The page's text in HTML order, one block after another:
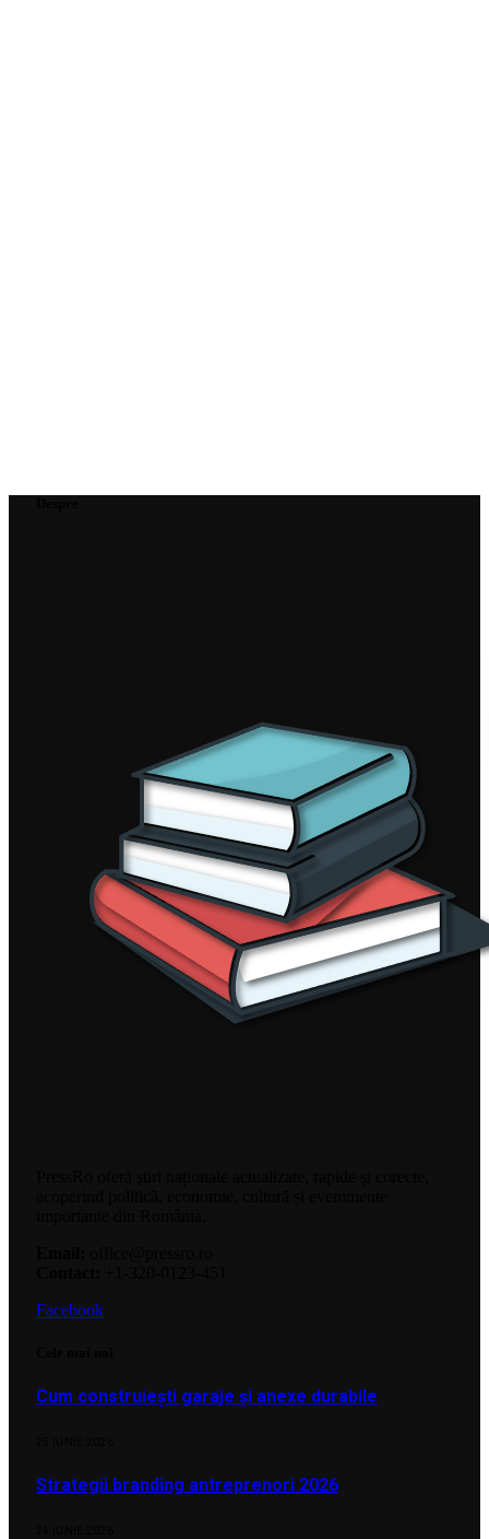
Facebook
Cum construiești garaje și anexe durabile
Strategii branding antreprenori 2026